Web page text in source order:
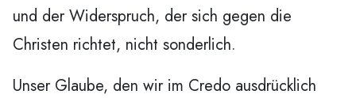
und der Widerspruch, der sich gegen die
Christen richtet, nicht sonderlich.
Unser Glaube, den wir im Credo ausdrücklich